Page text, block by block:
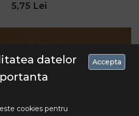
5,75 Lei
datelor
cookies pentru
Accepta